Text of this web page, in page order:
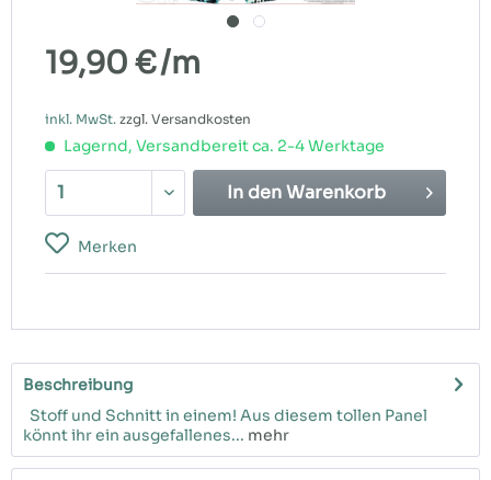
19,90 €/m
inkl. MwSt. zzgl. Versandkosten
Lagernd, Versandbereit ca. 2-4 Werktage
In denWarenkorb
Merken
Beschreibung
Stoff und Schnitt in einem! Aus diesem tollen Panel
könnt ihr ein ausgefallenes... mehr